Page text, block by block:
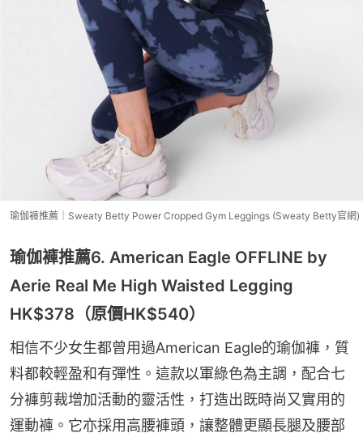
瑜伽褲推薦｜Sweaty Betty Power Cropped Gym Leggings (Sweaty Betty官網)
瑜伽褲推薦6. American Eagle OFFLINE by
Aerie Real Me High Waisted Legging
HK$378（原價HK$540）
相信不少女生都曾用過American Eagle的瑜伽褲，質
料都較輕盈和有彈性。這款以軍綠色為主調，配合七
分褲剪裁增加活動的靈活性，打造出既時尚又實用的
運動褲。它亦採用高腰褲頭，讓整體更顯長腿及腰部